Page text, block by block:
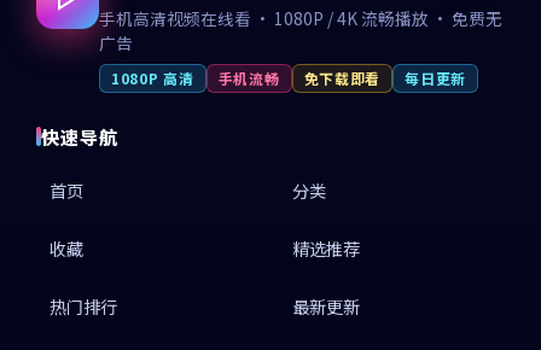
手机高清视频在线看 · 1080P / 4K 流畅播放 · 免费无
广告
1080P 高清 手机流畅 免下载即看 每日更新
快速导航
首页 分类
收藏 精选推荐
热门排行 最新更新